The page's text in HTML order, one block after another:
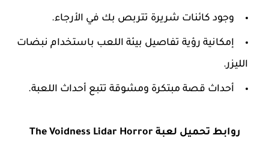
وجود كائنات شريرة تتربص بك في الأرجاء.
إمكانية رؤية تفاصيل بيئة اللعب باستخدام نبضات
الليزر.
أحداث قصة مبتكرة ومشوقة تتبع أحداث اللعبة.
روابط تحميل لعبة The Voidness Lidar Horror